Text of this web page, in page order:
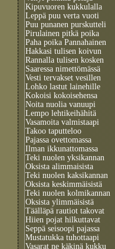
Kipuvuoren kukkulalla
Leppä puu verta vuoti
Puu punanen purskutteli
Pirulainen pitkä poika
Paha poika Pannahainen
Hakkasi tulisen koivun
Rannalla tulisen kosken
Saaressa nimettömässä
Vesti tervakset vesillen
Lohko lastut lainehille
Kokoisi kokoisehensa
Noita nuolia vanuupi
Lempo lehtikeihähitä
Vasamoita valmistaapi
Takoo taputteloo
Pajassa ovettomassa
Ilman ikkunattomassa
Teki nuolen yksikannan
Oksista alimmaisista
Teki nuolen kaksikannan
Oksista keskimmäisistä
Teki nuolen kolmikannan
Oksista ylimmäisistä
Täälläpä rautiot takovat
Hiien pojat hilkuttavat
Seppä seisoopi pajassa
Mustatukka tuhottaapi
Vasarat ne käkinä kukku